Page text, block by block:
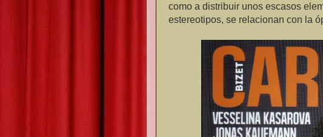
como a distribuir unos escasos
estereotipos, se relacionan con la